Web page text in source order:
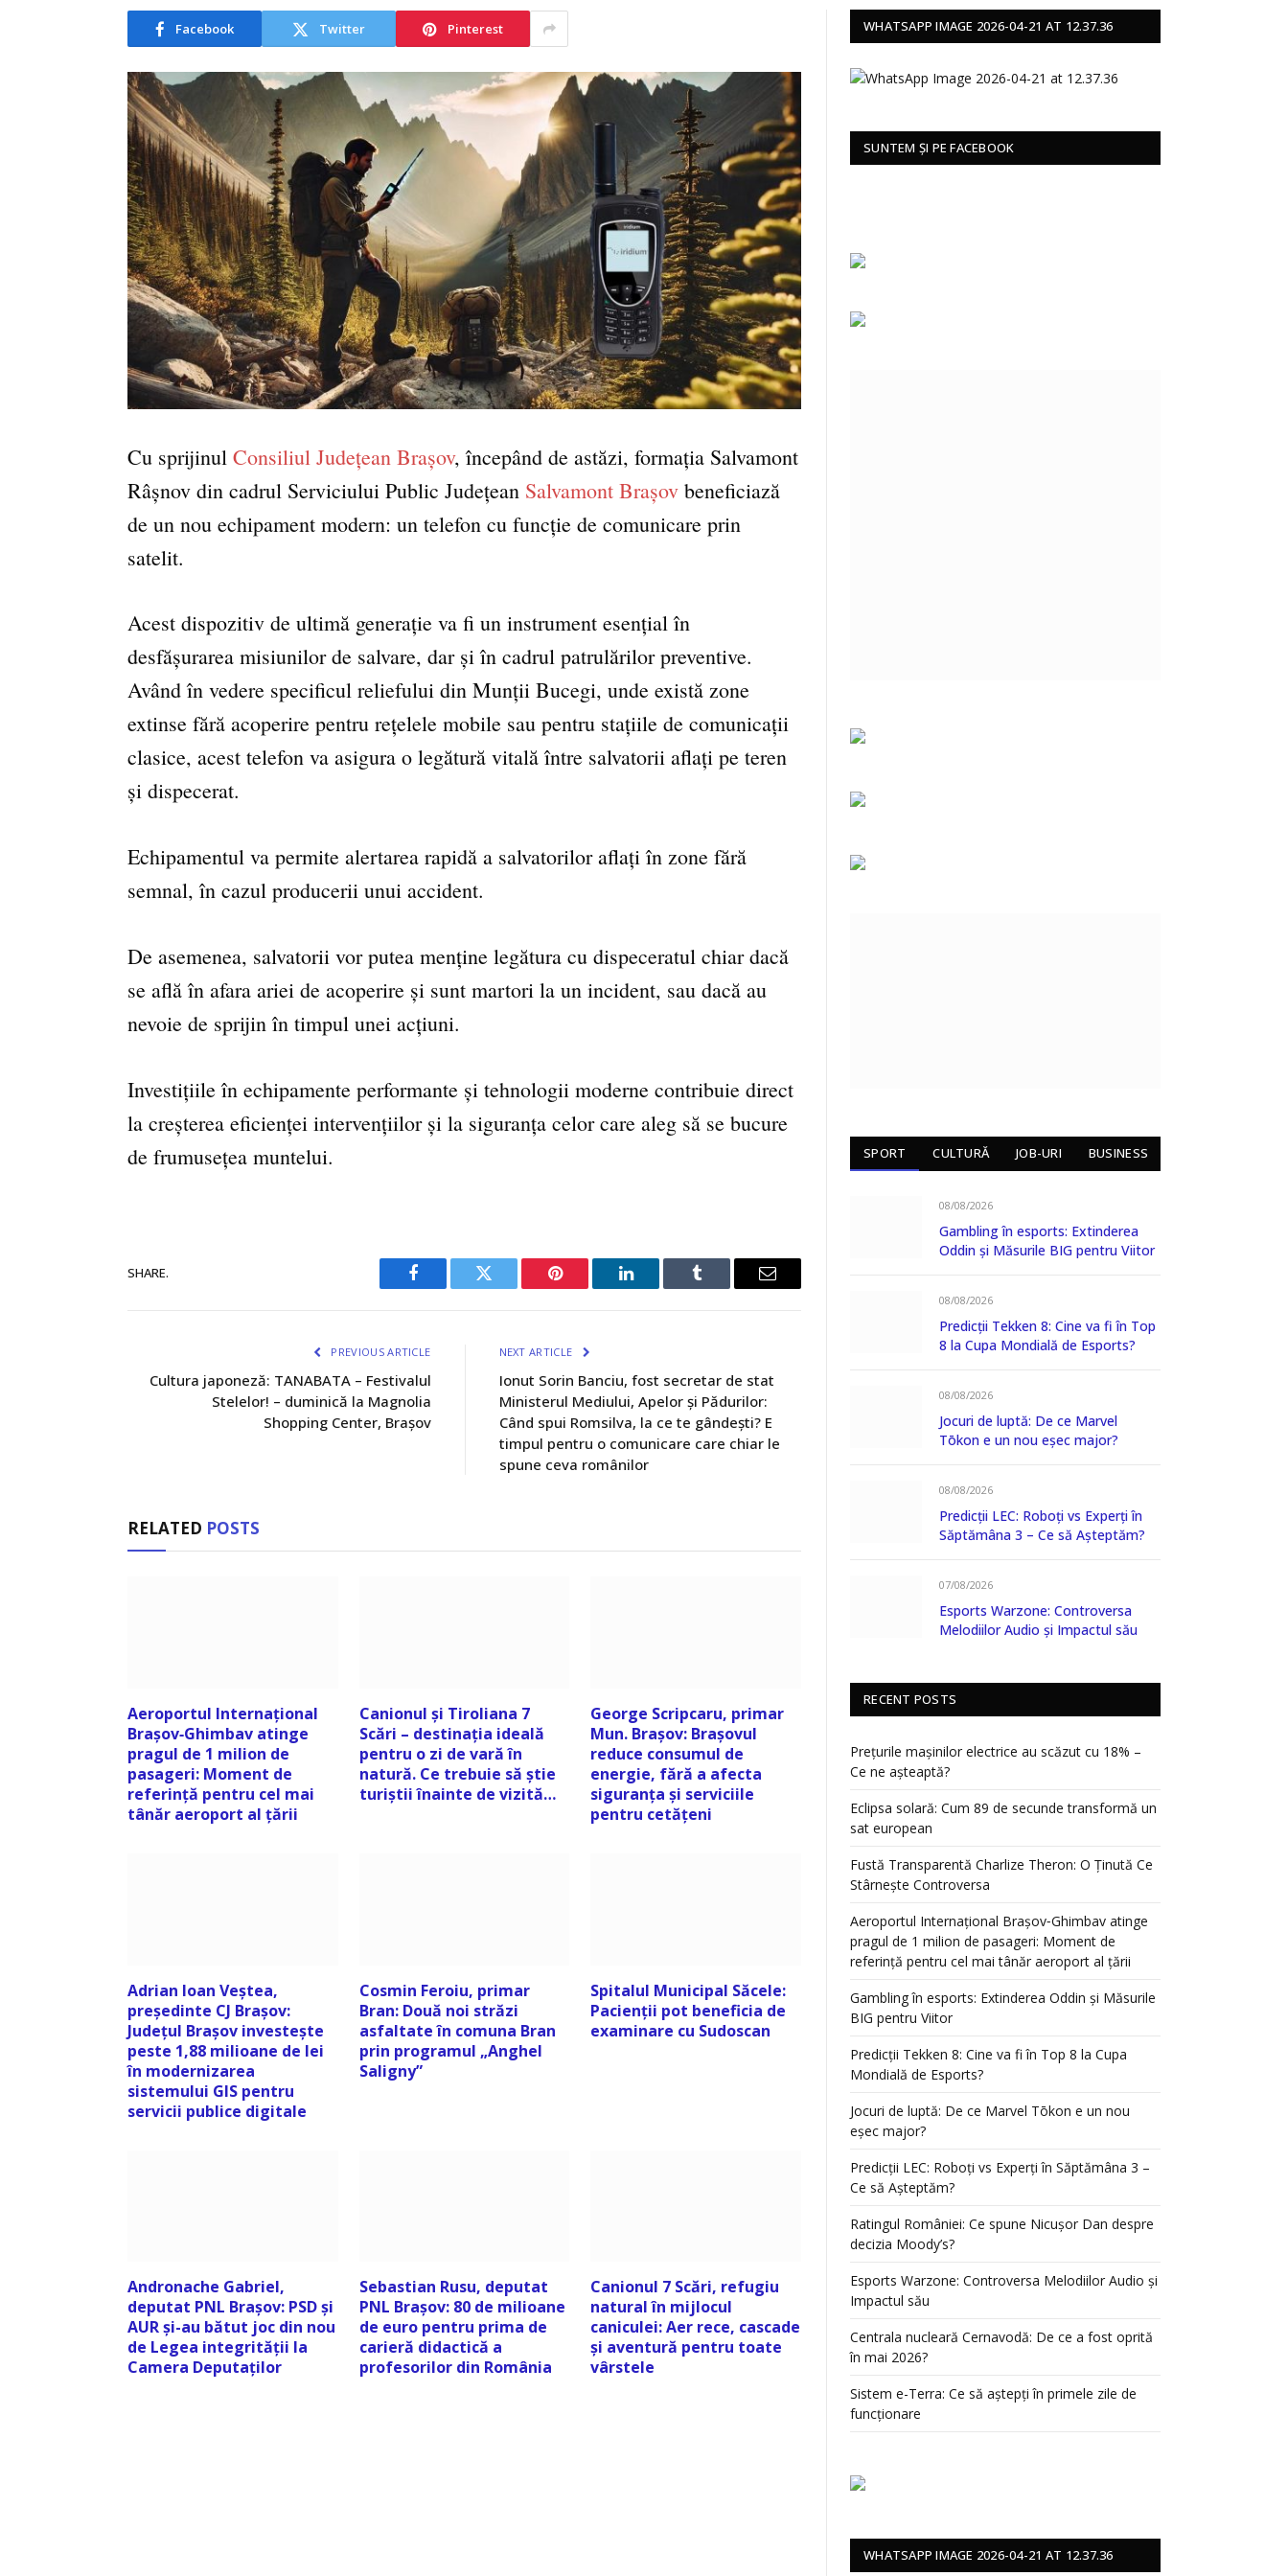
Facebook Twitter Pinterest
Cu sprijinul Consiliul Județean Brașov, începând de astăzi, formația Salvamont
Râșnov din cadrul Serviciului Public Județean Salvamont Brașov beneficiază
de un nou echipament modern: un telefon cu funcție de comunicare prin
satelit.
Acest dispozitiv de ultimă generație va fi un instrument esențial în
desfășurarea misiunilor de salvare, dar și în cadrul patrulărilor preventive.
Având în vedere specificul reliefului din Munții Bucegi, unde există zone
extinse fără acoperire pentru rețelele mobile sau pentru stațiile de comunicații
clasice, acest telefon va asigura o legătură vitală între salvatorii aflați pe teren
și dispecerat.
Echipamentul va permite alertarea rapidă a salvatorilor aflați în zone fără
semnal, în cazul producerii unui accident.
De asemenea, salvatorii vor putea menține legătura cu dispeceratul chiar dacă
se află în afara ariei de acoperire și sunt martori la un incident, sau dacă au
nevoie de sprijin în timpul unei acțiuni.
Investițiile în echipamente performante și tehnologii moderne contribuie direct
la creșterea eficienței intervențiilor și la siguranța celor care aleg să se bucure
de frumusețea muntelui.
SHARE.
Facebook Twitter Pinterest LinkedIn Tumblr Email
PREVIOUS ARTICLE
Cultura japoneză: TANABATA – Festivalul
Stelelor! – duminică la Magnolia
Shopping Center, Brașov
NEXT ARTICLE
Ionut Sorin Banciu, fost secretar de stat
Ministerul Mediului, Apelor și Pădurilor:
Când spui Romsilva, la ce te gândești? E
timpul pentru o comunicare care chiar le
spune ceva românilor
RELATED POSTS
Aeroportul Internațional
Brașov‑Ghimbav atinge
pragul de 1 milion de
pasageri: Moment de
referință pentru cel mai
tânăr aeroport al țării
Canionul și Tiroliana 7
Scări – destinația ideală
pentru o zi de vară în
natură. Ce trebuie să știe
turiștii înainte de vizită…
George Scripcaru, primar
Mun. Brașov: Brașovul
reduce consumul de
energie, fără a afecta
siguranța și serviciile
pentru cetățeni
Adrian Ioan Veștea,
președinte CJ Brașov:
Județul Brașov investește
peste 1,88 milioane de lei
în modernizarea
sistemului GIS pentru
servicii publice digitale
Cosmin Feroiu, primar
Bran: Două noi străzi
asfaltate în comuna Bran
prin programul „Anghel
Saligny”
Spitalul Municipal Săcele:
Pacienții pot beneficia de
examinare cu Sudoscan
Andronache Gabriel,
deputat PNL Brașov: PSD și
AUR și-au bătut joc din nou
de Legea integrității la
Camera Deputaților
Sebastian Rusu, deputat
PNL Brașov: 80 de milioane
de euro pentru prima de
carieră didactică a
profesorilor din România
Canionul 7 Scări, refugiu
natural în mijlocul
caniculei: Aer rece, cascade
și aventură pentru toate
vârstele
WHATSAPP IMAGE 2026-04-21 AT 12.37.36
SUNTEM ȘI PE FACEBOOK
SPORT CULTURĂ JOB-URI BUSINESS
08/08/2026
Gambling în esports: Extinderea
Oddin și Măsurile BIG pentru Viitor
08/08/2026
Predicții Tekken 8: Cine va fi în Top
8 la Cupa Mondială de Esports?
08/08/2026
Jocuri de luptă: De ce Marvel
Tōkon e un nou eșec major?
08/08/2026
Predicții LEC: Roboți vs Experți în
Săptămâna 3 – Ce să Așteptăm?
07/08/2026
Esports Warzone: Controversa
Melodiilor Audio și Impactul său
RECENT POSTS
Prețurile mașinilor electrice au scăzut cu 18% –
Ce ne așteaptă?
Eclipsa solară: Cum 89 de secunde transformă un
sat european
Fustă Transparentă Charlize Theron: O Ținută Ce
Stârnește Controversa
Aeroportul Internațional Brașov‑Ghimbav atinge
pragul de 1 milion de pasageri: Moment de
referință pentru cel mai tânăr aeroport al țării
Gambling în esports: Extinderea Oddin și Măsurile
BIG pentru Viitor
Predicții Tekken 8: Cine va fi în Top 8 la Cupa
Mondială de Esports?
Jocuri de luptă: De ce Marvel Tōkon e un nou
eșec major?
Predicții LEC: Roboți vs Experți în Săptămâna 3 –
Ce să Așteptăm?
Ratingul României: Ce spune Nicușor Dan despre
decizia Moody’s?
Esports Warzone: Controversa Melodiilor Audio și
Impactul său
Centrala nucleară Cernavodă: De ce a fost oprită
în mai 2026?
Sistem e-Terra: Ce să aștepți în primele zile de
funcționare
WHATSAPP IMAGE 2026-04-21 AT 12.37.36